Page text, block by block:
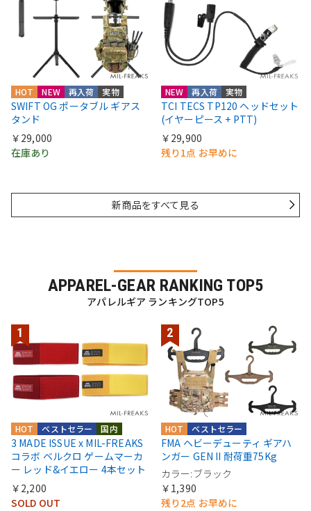
HOT NEW 再入荷 実物
SWIFT OG ポータブル ギアス
タンド
￥29,000
在庫あり
NEW 再入荷 実物
TCI TECS TP120 ヘッドセット
(イヤーピース + PTT)
￥29,900
残り1点 お早めに
新商品をすべて見る
APPAREL-GEAR RANKING TOP5
アパレルギア ランキングTOP5
国内
ベストセラー
HOT
3 MADE ISSUE x MIL-FREAKS
コラボ ベルクロ ゲームマーカ
ー レッド&イエロー 4本セット
￥2,200
SOLD OUT
ベストセラー
HOT
FMA ヘビーデューティ ギアハ
ンガー GEN II 耐荷重75Kg
カラー:ブラック
￥1,390
残り2点 お早めに